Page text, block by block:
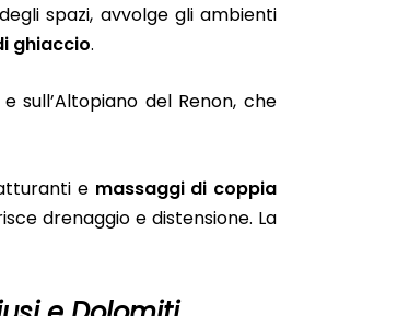
spazi, avvolge gli ambienti
ghiaccio.
sull’Altopiano del Renon, che
e massaggi di coppia
drenaggio e distensione. La